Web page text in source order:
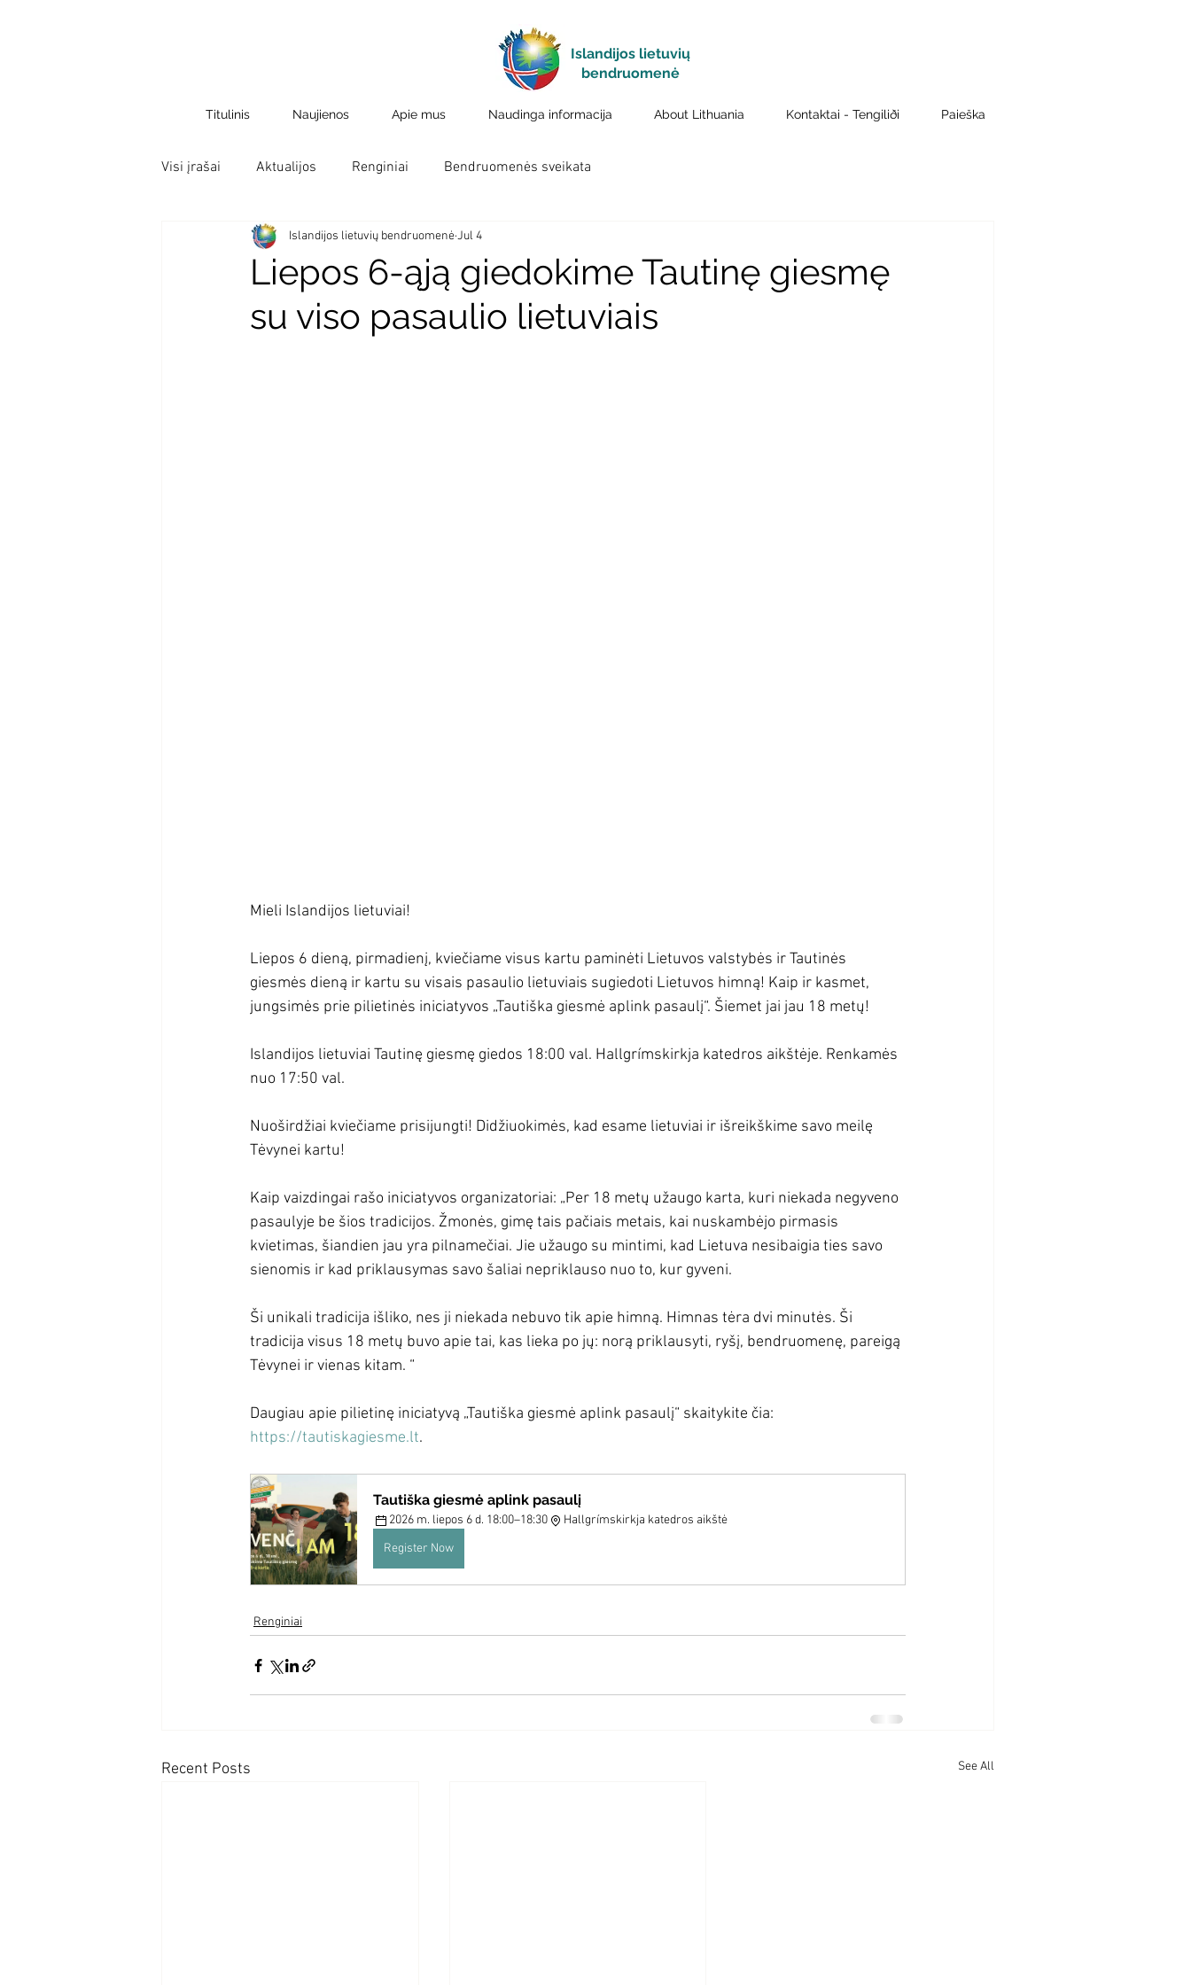
Islandijos lietuvių
bendruomenė
Titulinis Naujienos Apie mus Naudinga informacija About Lithuania Kontaktai - Tengiliði Paieška
Visi įrašai Aktualijos Renginiai Bendruomenės sveikata
Liepos 6-ąją giedokime Tautinę giesmę
su viso pasaulio lietuviais
Islandijos lietuvių bendruomenėJul 4
Mieli Islandijos lietuviai!
Liepos 6 dieną, pirmadienį, kviečiame visus kartu paminėti Lietuvos valstybės ir Tautinės
giesmės dieną ir kartu su visais pasaulio lietuviais sugiedoti Lietuvos himną! Kaip ir kasmet,
jungsimės prie pilietinės iniciatyvos „Tautiška giesmė aplink pasaulį“. Šiemet jai jau 18 metų!
Islandijos lietuviai Tautinę giesmę giedos 18:00 val. Hallgrímskirkja katedros aikštėje. Renkamės
nuo 17:50 val.
Nuoširdžiai kviečiame prisijungti! Didžiuokimės, kad esame lietuviai ir išreikškime savo meilę
Tėvynei kartu!
Kaip vaizdingai rašo iniciatyvos organizatoriai: „Per 18 metų užaugo karta, kuri niekada negyveno
pasaulyje be šios tradicijos. Žmonės, gimę tais pačiais metais, kai nuskambėjo pirmasis
kvietimas, šiandien jau yra pilnamečiai. Jie užaugo su mintimi, kad Lietuva nesibaigia ties savo
sienomis ir kad priklausymas savo šaliai nepriklauso nuo to, kur gyveni.
Ši unikali tradicija išliko, nes ji niekada nebuvo tik apie himną. Himnas tėra dvi minutės. Ši
tradicija visus 18 metų buvo apie tai, kas lieka po jų: norą priklausyti, ryšį, bendruomenę, pareigą
Tėvynei ir vienas kitam. “
Daugiau apie pilietinę iniciatyvą „Tautiška giesmė aplink pasaulį“ skaitykite čia:
https://tautiskagiesme.lt.
Tautiška giesmė aplink pasaulį
2026 m. liepos 6 d. 18:00–18:30
Hallgrímskirkja katedros aikštė
Register Now
Renginiai
Recent Posts See All